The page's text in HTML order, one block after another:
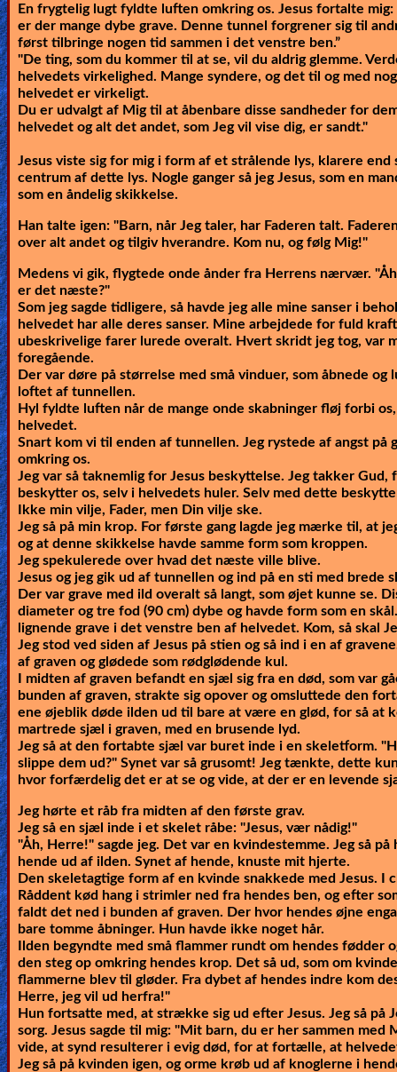
En frygtelig lugt fyldte luften omkring os. Jesus fortalte mig:
er der mange dybe grave. Denne tunnel forgrener sig til
først tilbringe nogen tid sammen i det venstre ben.”
"De ting, som du kommer til at se, vil du aldrig glemme.
helvedets virkelighed. Mange syndere, og det til og med
helvedet er virkeligt.
Du er udvalgt af Mig til at åbenbare disse sandheder for
helvedet og alt det andet, som Jeg vil vise dig, er sandt."
Jesus viste sig for mig i form af et strålende lys, klarere end
centrum af dette lys. Nogle ganger så jeg Jesus, som en
som en åndelig skikkelse.
Han talte igen: "Barn, når Jeg taler, har Faderen talt.
over alt andet og tilgiv hverandre. Kom nu, og følg Mig!"
Medens vi gik, flygtede onde ånder fra Herrens nærvær.
er det næste?"
Som jeg sagde tidligere, så havde jeg alle mine sanser i
helvedet har alle deres sanser. Mine arbejdede for fuld
ubeskrivelige farer lurede overalt. Hvert skridt jeg tog, var
foregående.
Der var døre på størrelse med små vinduer, som åbnede
loftet af tunnellen.
Hyl fyldte luften når de mange onde skabninger fløj forbi
helvedet.
Snart kom vi til enden af tunnellen. Jeg rystede af angst på
omkring os.
Jeg var så taknemlig for Jesus beskyttelse. Jeg takker
beskytter os, selv i helvedets huler. Selv med dette
Ikke min vilje, Fader, men Din vilje ske.
Jeg så på min krop. For første gang lagde jeg mærke til, at
og at denne skikkelse havde samme form som kroppen.
Jeg spekulerede over hvad det næste ville blive.
Jesus og jeg gik ud af tunnellen og ind på en sti med brede
Der var grave med ild overalt så langt, som øjet kunne se.
diameter og tre fod (90 cm) dybe og havde form som en
lignende grave i det venstre ben af helvedet. Kom, så skal
Jeg stod ved siden af Jesus på stien og så ind i en af
af graven og glødede som rødglødende kul.
I midten af graven befandt en sjæl sig fra en død, som var
bunden af graven, strakte sig opover og omsluttede den
ene øjeblik døde ilden ud til bare at være en glød, for så at
martrede sjæl i graven, med en brusende lyd.
Jeg så at den fortabte sjæl var buret inde i en skeletform.
slippe dem ud?" Synet var så grusomt! Jeg tænkte, dette
hvor forfærdelig det er at se og vide, at der er en levende
Jeg hørte et råb fra midten af den første grav.
Jeg så en sjæl inde i et skelet råbe: "Jesus, vær nådig!"
"Åh, Herre!" sagde jeg. Det var en kvindestemme. Jeg så
hende ud af ilden. Synet af hende, knuste mit hjerte.
Den skeletagtige form af en kvinde snakkede med Jesus. I
Råddent kød hang i strimler ned fra hendes ben, og efter
faldt det ned i bunden af graven. Der hvor hendes øjne
bare tomme åbninger. Hun havde ikke noget hår.
Ilden begyndte med små flammer rundt om hendes fødder
den steg op omkring hendes krop. Det så ud, som om
flammerne blev til gløder. Fra dybet af hendes indre kom
Herre, jeg vil ud herfra!"
Hun fortsatte med, at strække sig ud efter Jesus. Jeg så på
sorg. Jesus sagde til mig: "Mit barn, du er her sammen med
vide, at synd resulterer i evig død, for at fortælle, at
Jeg så på kvinden igen, og orme krøb ud af knoglerne i